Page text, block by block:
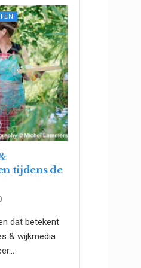
tijdens de
dat betekent
& wijkmedia